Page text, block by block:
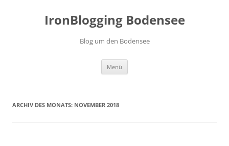
IronBlogging Bodensee
Blog um den Bodensee
Menü
ARCHIV DES MONATS: NOVEMBER 2018